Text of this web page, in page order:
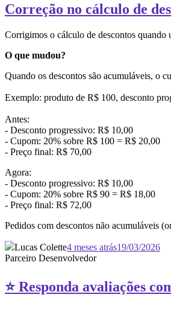
Correção no cálculo de
Corrigimos o cálculo de
O que mudou?
Quando os descontos são acumuláveis, o
Exemplo: produto de R$ 100, desconto
- Desconto progressivo: R$ 10,00
- Cupom: 20% sobre R$ 100 = R$ 20,00
- Preço final: R$ 70,00
- Desconto
- Cupom: 20% sobre
- Preço final:
Pedidos com descontos não acumuláveis
Lucas Colette4 meses atrás19/03/2026
Parceiro Desenvolvedor
⭐ Responda avaliações